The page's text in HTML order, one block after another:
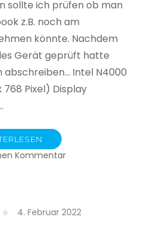
sollte ich prüfen ob man
z.B. noch am
könnte. Nachdem
Gerät geprüft hatte
Intel N4000
768 Pixel) Display
Kommentarzu
4. Februar 2022